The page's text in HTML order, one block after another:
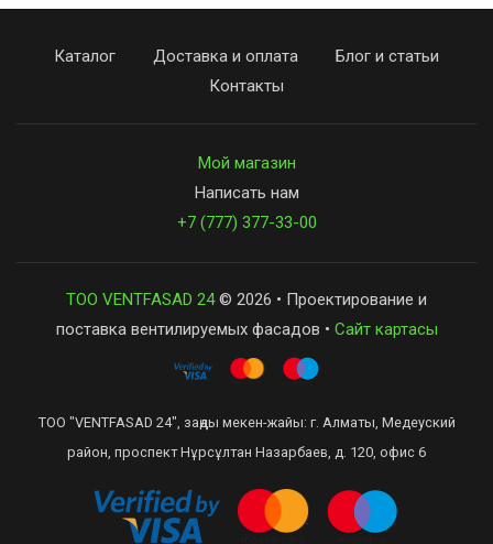
Каталог Доставка и оплата
Блог и статьи
Контакты
Мой магазин
Написать нам
+7 (777) 377-33-00
ТОО VENTFASAD 24© 2026 • Проектирование и
поставка вентилируемых фасадов • Сайт картасы
ТОО "VENTFASAD 24", заңды мекен-жайы: г. Алматы, Медеуский
район, проспект Нұрсұлтан Назарбаев, д. 120, офис 6